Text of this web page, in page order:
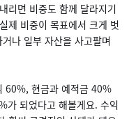
리면 비중도 함께 달라지기
제 비중이 목표에서 크게 벗
나 일부 자산을 사고팔며
60%, 현금과 예적금 40%
가 되었다고 해볼게요. 수익